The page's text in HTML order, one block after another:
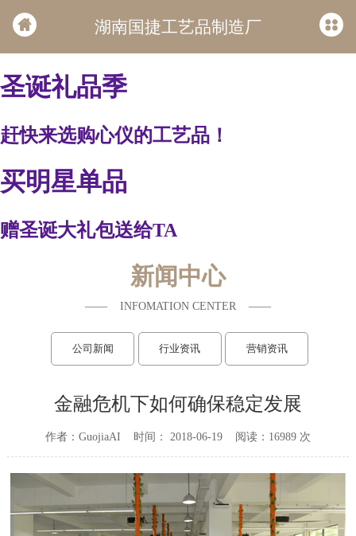
湖南国捷工艺品制造厂
圣诞礼品季
赶快来选购心仪的工艺品！
买明星单品
赠圣诞大礼包送给TA
私人定制 更有爱
新闻中心
—— INFOMATION CENTER ——
公司新闻 行业资讯 营销资讯
金融危机下如何确保稳定发展
作者：GuojiaAI 时间： 2018-06-19 阅读：16989 次